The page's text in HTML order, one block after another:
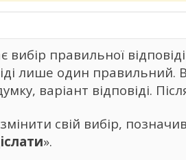
вибір правильної
лише один
варіант відповіді.
свій вибір,
».